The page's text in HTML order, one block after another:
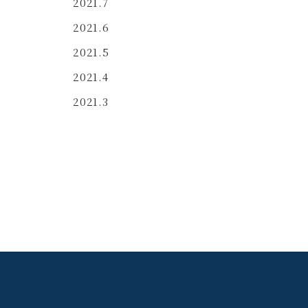
2021.6
2021.5
2021.4
2021.3